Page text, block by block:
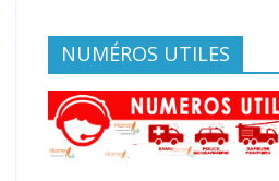
NUMÉROS UTILES